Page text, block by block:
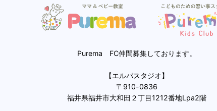
Purema FC仲間募集しております。
【エルパスタジオ】
〒910-0836
福井県福井市大和田２丁目1212番地Lpa2階